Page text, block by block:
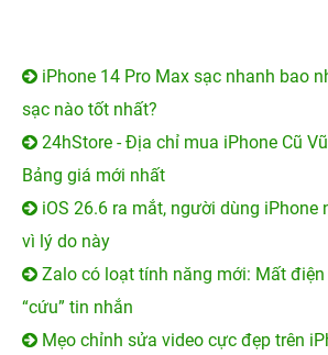
iPhone 14 Pro Max sạc nhanh bao
sạc nào tốt nhất?
24hStore - Địa chỉ mua iPhone Cũ
Bảng giá mới nhất
iOS 26.6 ra mắt, người dùng iPhone
vì lý do này
Zalo có loạt tính năng mới: Mất
“cứu” tin nhắn
Mẹo chỉnh sửa video cực đẹp trên